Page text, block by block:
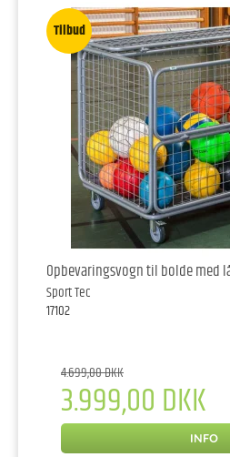
Tilbud
Opbevaringsvogn til bolde med
Sport Tec
17102
4.699,00 DKK
3.999,00 DKK
INFO